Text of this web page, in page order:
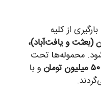
بارگیری از کلیه
(بعثت و یافت‌آباد)،
محموله‌ها تحت
و با